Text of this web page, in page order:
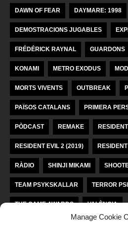
Manage Cookie
DAWN OF FEAR DAYMARE: 1998
DEMOSTRACIONS JUGABLES
FRÉDÉRICK RAYNAL GUARDONS
KONAMI METRO EXODUS MOD
MORTS VIVENTS OUTBREAK
PAÏSOS CATALANS PRIMERA
PÒDCAST REMAKE
RESIDENT EVIL 2 (2019)
RÀDIO SHINJI MIKAMI
TEAM PSYKSKALLAR TERROR
THE GAME AWARDS VALÈNCIA
VIDEOJOCS INDEPENDENTS